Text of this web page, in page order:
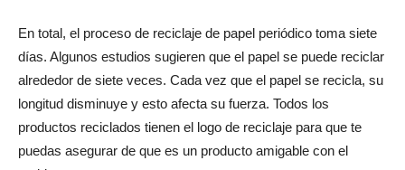
En total, el proceso de reciclaje de papel periódico toma siete
días. Algunos estudios sugieren que el papel se puede reciclar
alrededor de siete veces. Cada vez que el papel se recicla, su
longitud disminuye y esto afecta su fuerza. Todos los
productos reciclados tienen el logo de reciclaje para que te
puedas asegurar de que es un producto amigable con el